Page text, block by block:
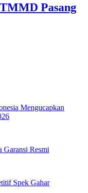
Pasang
Mengucapkan
Resmi
Spek Gahar